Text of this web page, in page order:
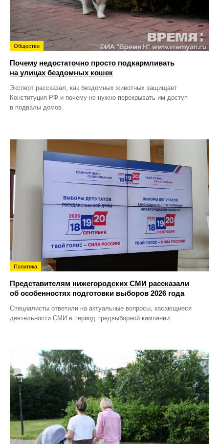
Общество
Почему недостаточно просто подкармливать
на улицах бездомных кошек
Эксперт рассказал, как бездомных животных защищает
Конституция РФ и почему не нужно перекрывать им доступ
в подвалы домов.
Политика
Представителям нижегородских СМИ рассказали
об особенностях подготовки выборов 2026 года
Специалисты ответили на актуальные вопросы, касающиеся
деятельности СМИ в период предвыборной кампании.